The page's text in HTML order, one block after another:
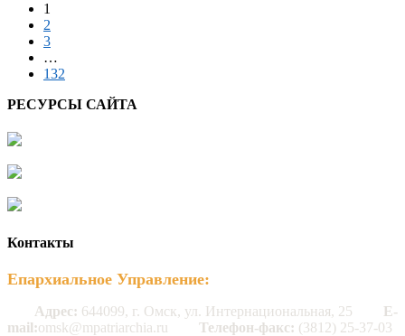
1
2
3
…
132
РЕСУРСЫ САЙТА
Контакты
Епархиальное Управление:
Адрес: 644099, г. Омск, ул. Интернациональная, 25
E-
mail:omsk@mpatriarchia.ru Телефон-факс: (3812) 25-37-03